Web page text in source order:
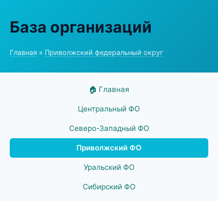
База организаций
Главная » Приволжский федеральный округ
🏠 Главная
Центральный ФО
Северо-Западный ФО
Приволжский ФО
Уральский ФО
Сибирский ФО